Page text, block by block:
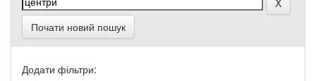
Почати новий пошук
Додати фільтри: